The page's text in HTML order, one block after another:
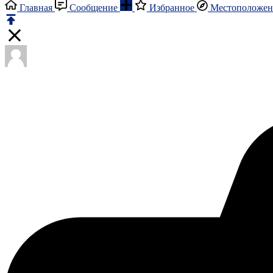
Главная Сообщение Избранное